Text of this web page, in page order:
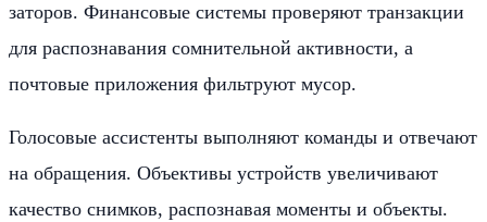
заторов. Финансовые системы проверяют транзакции
для распознавания сомнительной активности, а
почтовые приложения фильтруют мусор.
Голосовые ассистенты выполняют команды и отвечают
на обращения. Объективы устройств увеличивают
качество снимков, распознавая моменты и объекты.